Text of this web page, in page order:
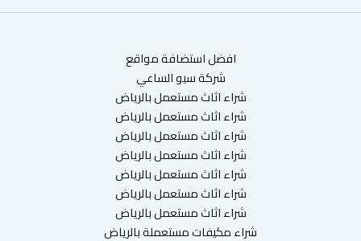
افضل استضافة مواقع
شركة سيو الساعي
شراء اثاث مستعمل بالرياض
شراء اثاث مستعمل بالرياض
شراء اثاث مستعمل بالرياض
شراء اثاث مستعمل بالرياض
شراء اثاث مستعمل بالرياض
شراء اثاث مستعمل بالرياض
شراء اثاث مستعمل بالرياض
شراء مكيفات مستعملة بالرياض